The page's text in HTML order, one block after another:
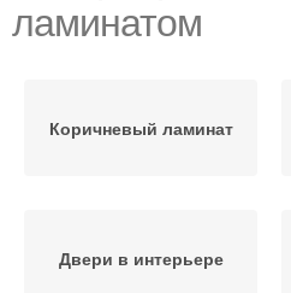
ламинатом
Коричневый ламинат
Двери в интерьере